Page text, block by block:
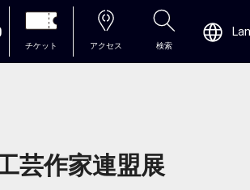
チケット アクセス 検索
芸作家連盟展